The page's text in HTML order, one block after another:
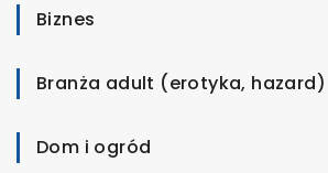
Biznes
Branża adult (erotyka, hazard)
Dom i ogród